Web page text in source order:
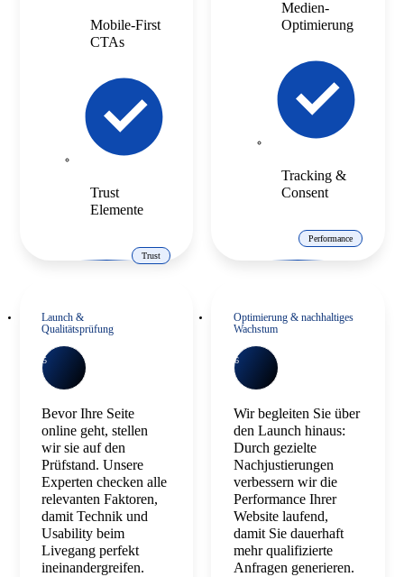
Mobile-First
CTAs
Trust
Elemente
Trust
Medien-
Optimierung
Tracking &
Consent
Performance
Launch &
Qualitätsprüfung
5
Bevor Ihre Seite
online geht, stellen
wir sie auf den
Prüfstand. Unsere
Experten checken alle
relevanten Faktoren,
damit Technik und
Usability beim
Livegang perfekt
ineinandergreifen.
Optimierung & nachhaltiges
Wachstum
6
Wir begleiten Sie über
den Launch hinaus:
Durch gezielte
Nachjustierungen
verbessern wir die
Performance Ihrer
Website laufend,
damit Sie dauerhaft
mehr qualifizierte
Anfragen generieren.